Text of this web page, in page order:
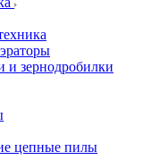
и зернодробилки
цепные пилы